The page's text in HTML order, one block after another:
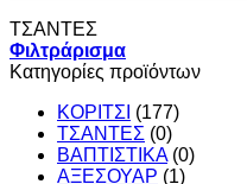
ΤΣΑΝΤΕΣ
Φιλτράρισμα
Κατηγορίες προϊόντων
ΚΟΡΙΤΣΙ (177)
ΤΣΑΝΤΕΣ (0)
ΒΑΠΤΙΣΤΙΚΑ (0)
ΑΞΕΣΟΥΑΡ (1)